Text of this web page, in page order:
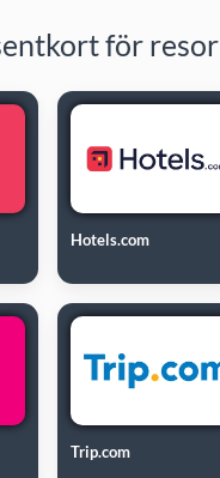
för resor
Hotels.com
Trip.com